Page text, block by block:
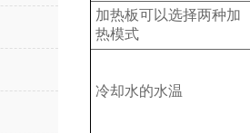
加热板可以选择两种加
热模式
冷却水的水温